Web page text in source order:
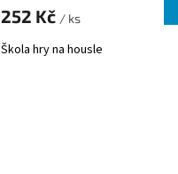
252 Kč / ks
Škola hry na housle